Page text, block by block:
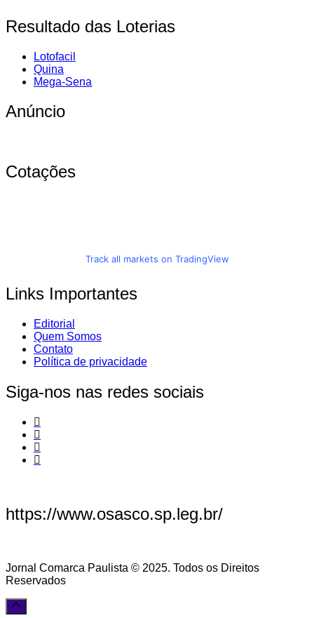
Resultado das Loterias
Lotofacil
Quina
Mega-Sena
Anúncio
Cotações
Track all markets on TradingView
Links Importantes
Editorial
Quem Somos
Contato
Política de privacidade
Siga-nos nas redes sociais
https://www.osasco.sp.leg.br/
Jornal Comarca Paulista © 2025. Todos os Direitos
Reservados